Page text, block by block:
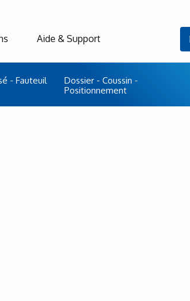
- Fauteuil
Dossier - Coussin -
Positionnement
Aide & Support